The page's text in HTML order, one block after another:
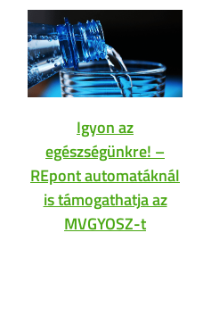
Igyon az
egészségünkre! –
REpont automatáknál
is támogathatja az
MVGYOSZ-t